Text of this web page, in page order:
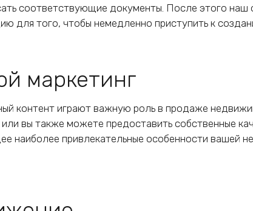
соответствующие документы. После этого
для того, чтобы немедленно приступить к
маркетинг
контент играют важную роль в продаже
вы также можете предоставить собственные
наиболее привлекательные особенности вашей